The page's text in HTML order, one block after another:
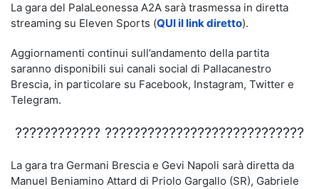
La gara del PalaLeonessa A2A sarà trasmessa in diretta
streaming su Eleven Sports (QUI il link diretto).
Aggiornamenti continui sull’andamento della partita
saranno disponibili sui canali social di Pallacanestro
Brescia, in particolare su Facebook, Instagram, Twitter e
Telegram.
???????????? ????????????????????????????
La gara tra Germani Brescia e Gevi Napoli sarà diretta da
Manuel Beniamino Attard di Priolo Gargallo (SR), Gabriele